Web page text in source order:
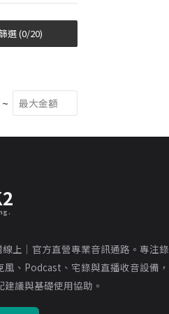
選(0/20)
~
上｜官方直營專業音訊通路。專注錄
風、Podcast、宅錄與直播收音設備，
建議與基礎使用協助。